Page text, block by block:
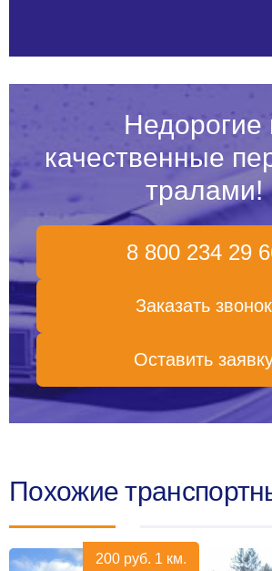
Недорогие
качественные
тралами!
8 800 234 29
Заказать звонок
Оставить
Похожие
200 руб. 1 км.